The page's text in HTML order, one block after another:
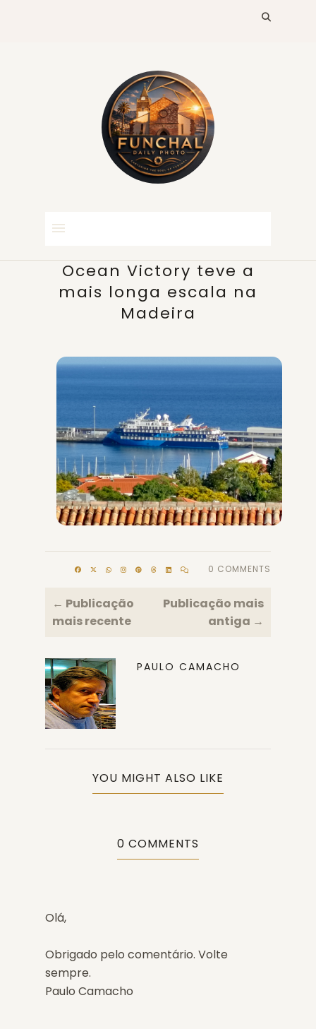
Ocean Victory teve a
mais longa escala na
Madeira
0 COMMENTS
← Publicação
mais recente
Publicação mais
antiga →
PAULO CAMACHO
YOU MIGHT ALSO LIKE
0 COMMENTS
Olá,
Obrigado pelo comentário. Volte
sempre.
Paulo Camacho